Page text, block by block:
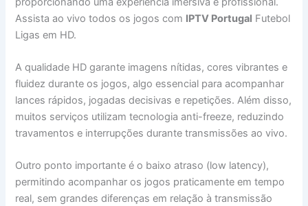
Assista ao vivo todos os jogos com IPTV Portugal Futebol
Ligas em HD.
A qualidade HD garante imagens nítidas, cores vibrantes e
fluidez durante os jogos, algo essencial para acompanhar
lances rápidos, jogadas decisivas e repetições. Além disso,
muitos serviços utilizam tecnologia anti-freeze, reduzindo
travamentos e interrupções durante transmissões ao vivo.
Outro ponto importante é o baixo atraso (low latency),
permitindo acompanhar os jogos praticamente em tempo
real, sem grandes diferenças em relação à transmissão